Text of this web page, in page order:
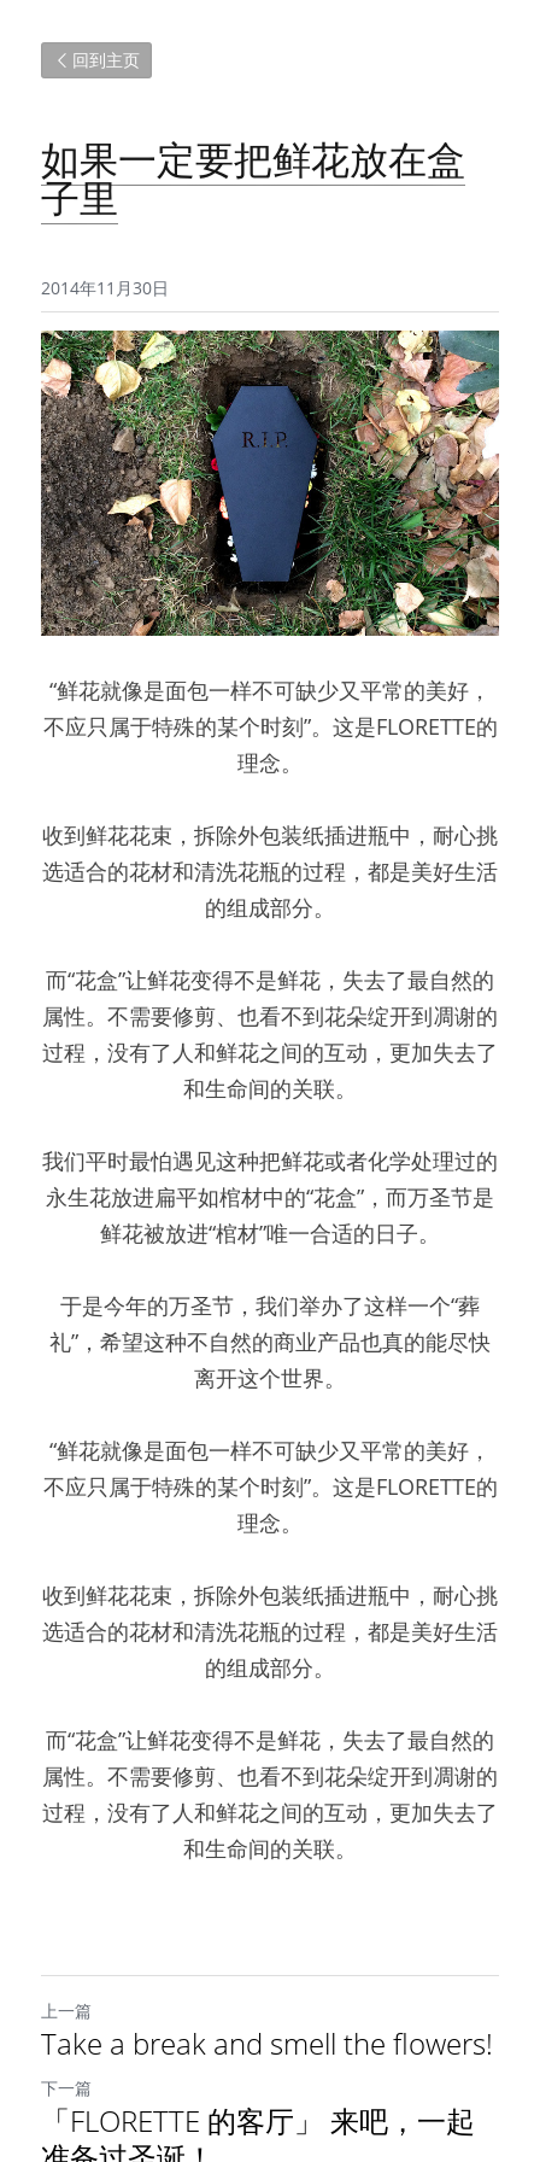
回到主页
如果一定要把鲜花放在盒
子里
2014年11月30日
“鲜花就像是面包一样不可缺少又平常的美好，
不应只属于特殊的某个时刻”。这是FLORETTE的
理念。
收到鲜花花束，拆除外包装纸插进瓶中，耐心挑
选适合的花材和清洗花瓶的过程，都是美好生活
的组成部分。
而“花盒”让鲜花变得不是鲜花，失去了最自然的
属性。不需要修剪、也看不到花朵绽开到凋谢的
过程，没有了人和鲜花之间的互动，更加失去了
和生命间的关联。
我们平时最怕遇见这种把鲜花或者化学处理过的
永生花放进扁平如棺材中的“花盒”，而万圣节是
鲜花被放进“棺材”唯一合适的日子。
于是今年的万圣节，我们举办了这样一个“葬
礼”，希望这种不自然的商业产品也真的能尽快
离开这个世界。
“鲜花就像是面包一样不可缺少又平常的美好，
不应只属于特殊的某个时刻”。这是FLORETTE的
理念。
收到鲜花花束，拆除外包装纸插进瓶中，耐心挑
选适合的花材和清洗花瓶的过程，都是美好生活
的组成部分。
而“花盒”让鲜花变得不是鲜花，失去了最自然的
属性。不需要修剪、也看不到花朵绽开到凋谢的
过程，没有了人和鲜花之间的互动，更加失去了
和生命间的关联。
上一篇
Take a break and smell the flowers!
下一篇
「FLORETTE 的客厅」 来吧，一起